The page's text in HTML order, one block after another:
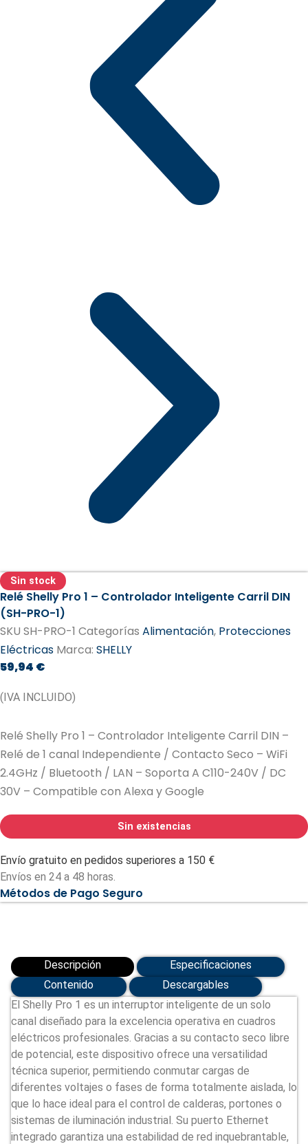
Sin stock
Relé Shelly Pro 1 – Controlador Inteligente Carril DIN
(SH-PRO-1)
SKU SH-PRO-1 Categorías Alimentación, Protecciones
Eléctricas Marca: SHELLY
59,94 €
(IVA INCLUIDO)
Relé Shelly Pro 1 – Controlador Inteligente Carril DIN –
Relé de 1 canal Independiente / Contacto Seco – WiFi
2.4GHz / Bluetooth / LAN – Soporta A C110-240V / DC
30V – Compatible con Alexa y Google
Sin existencias
Envío gratuito en pedidos superiores a 150 €
Envíos en 24 a 48 horas.
Métodos de Pago Seguro
Descripción
Especificaciones
Contenido
Descargables
El Shelly Pro 1 es un interruptor inteligente de un solo
canal diseñado para la excelencia operativa en cuadros
eléctricos profesionales. Gracias a su contacto seco libre
de potencial, este dispositivo ofrece una versatilidad
técnica superior, permitiendo conmutar cargas de
diferentes voltajes o fases de forma totalmente aislada, lo
que lo hace ideal para el control de calderas, portones o
sistemas de iluminación industrial. Su puerto Ethernet
integrado garantiza una estabilidad de red inquebrantable,